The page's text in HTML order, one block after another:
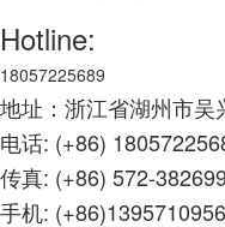
Hotline:
18057225689
地址：浙江省湖州市
电话: (+86)
传真: (+86) 572-
手机: